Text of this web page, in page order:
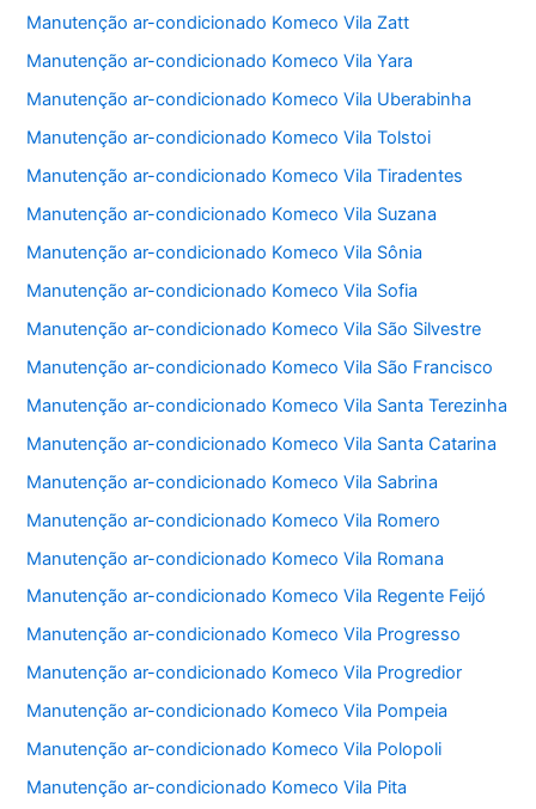
Manutenção ar-condicionado Komeco Vila Zatt
Manutenção ar-condicionado Komeco Vila Yara
Manutenção ar-condicionado Komeco Vila Uberabinha
Manutenção ar-condicionado Komeco Vila Tolstoi
Manutenção ar-condicionado Komeco Vila Tiradentes
Manutenção ar-condicionado Komeco Vila Suzana
Manutenção ar-condicionado Komeco Vila Sônia
Manutenção ar-condicionado Komeco Vila Sofia
Manutenção ar-condicionado Komeco Vila São Silvestre
Manutenção ar-condicionado Komeco Vila São Francisco
Manutenção ar-condicionado Komeco Vila Santa Terezinha
Manutenção ar-condicionado Komeco Vila Santa Catarina
Manutenção ar-condicionado Komeco Vila Sabrina
Manutenção ar-condicionado Komeco Vila Romero
Manutenção ar-condicionado Komeco Vila Romana
Manutenção ar-condicionado Komeco Vila Regente Feijó
Manutenção ar-condicionado Komeco Vila Progresso
Manutenção ar-condicionado Komeco Vila Progredior
Manutenção ar-condicionado Komeco Vila Pompeia
Manutenção ar-condicionado Komeco Vila Polopoli
Manutenção ar-condicionado Komeco Vila Pita